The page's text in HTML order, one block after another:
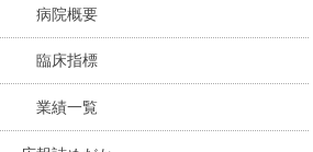
病院概要
臨床指標
業績一覧